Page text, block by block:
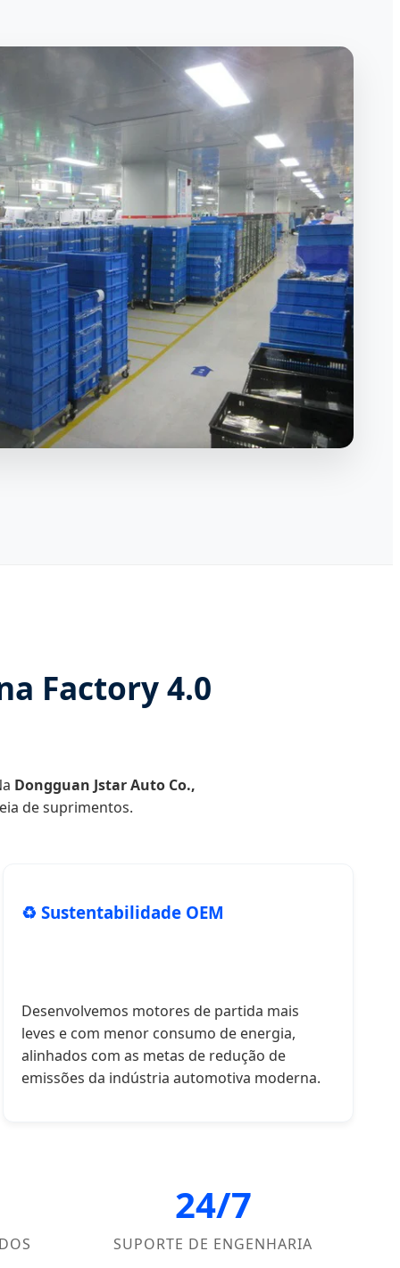
Factory 4.0
Dongguan Jstar Auto Co.,
de suprimentos.
♻️ Sustentabilidade OEM
Desenvolvemos motores de partida mais
leves e com menor consumo de energia,
alinhados com as metas de redução de
emissões da indústria automotiva moderna.
24/7
SUPORTE DE ENGENHARIA